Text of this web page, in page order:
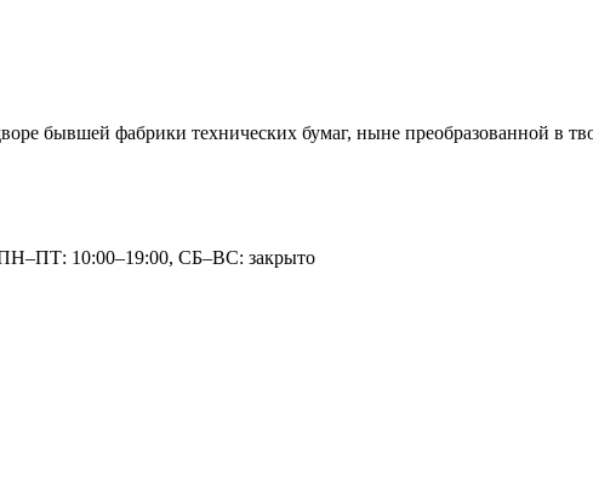
бывшей фабрики технических бумаг, ныне преобразованной в
10:00–19:00, СБ–ВС: закрыто